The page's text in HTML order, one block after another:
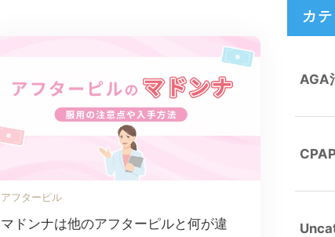
アフターピル
マドンナは他のアフターピルと何が違
カ
AGA